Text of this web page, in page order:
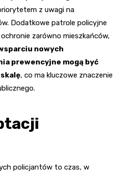
z uwagi na
Dodatkowe patrole policyjne
zarówno mieszkańców,
nowych
prewencyjne mogą być
, co ma kluczowe znaczenie
policjantów to czas, w